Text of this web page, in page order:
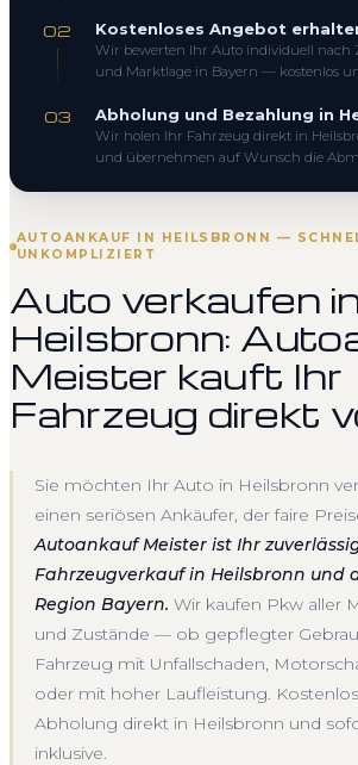
AUTOANKAUF IN HEILSBRONN —
UNKOMPLIZIERT
Auto verkaufen
Heilsbronn:
Meister kauft Ihr
Fahrzeug direkt
Sie möchten Ihr Auto in Heilsbronn
einen seriösen Ankäufer, der faire
Autoankauf Meister ist Ihr
Fahrzeugverkauf in Heilsbronn und
Region Bayern. Wir kaufen Pkw aller
und Zustände — ob gepflegter
Fahrzeug mit Unfallschaden,
oder mit hoher Laufleistung.
Abholung direkt in Heilsbronn und
inklusive.
02 Kostenloses Angebot
Wir bewerten Ihr Auto individuell nach
und Marktlage in Bayern — kostenlos
03 Abholung und Bezahlung in
Wir holen Ihr Fahrzeug direkt in
und übernehmen auf Wunsch die